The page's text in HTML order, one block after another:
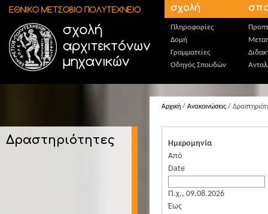
Παράκαμψη προς το κυρίως περιεχόμενο σχολή
Πληροφορίες
Δομή
Γραμματείες
Οδηγός Σπουδών
Δραστηριότητες
Αρχική / Ανακοινώσεις /
Ημερομηνία
Από
Date
Π.χ., 09.08.2026
Έως